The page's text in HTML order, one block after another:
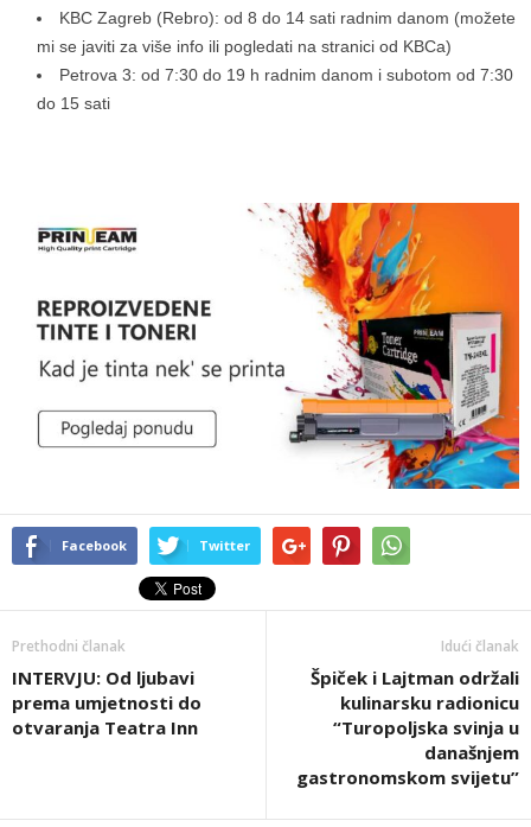
KBC Zagreb (Rebro): od 8 do 14 sati radnim danom (možete
mi se javiti za više info ili pogledati na stranici od KBCa)
Petrova 3: od 7:30 do 19 h radnim danom i subotom od 7:30
do 15 sati
Facebook Twitter
Prethodni članak
INTERVJU: Od ljubavi
prema umjetnosti do
otvaranja Teatra Inn
Idući članak
Špiček i Lajtman održali
kulinarsku radionicu
“Turopoljska svinja u
današnjem
gastronomskom svijetu”